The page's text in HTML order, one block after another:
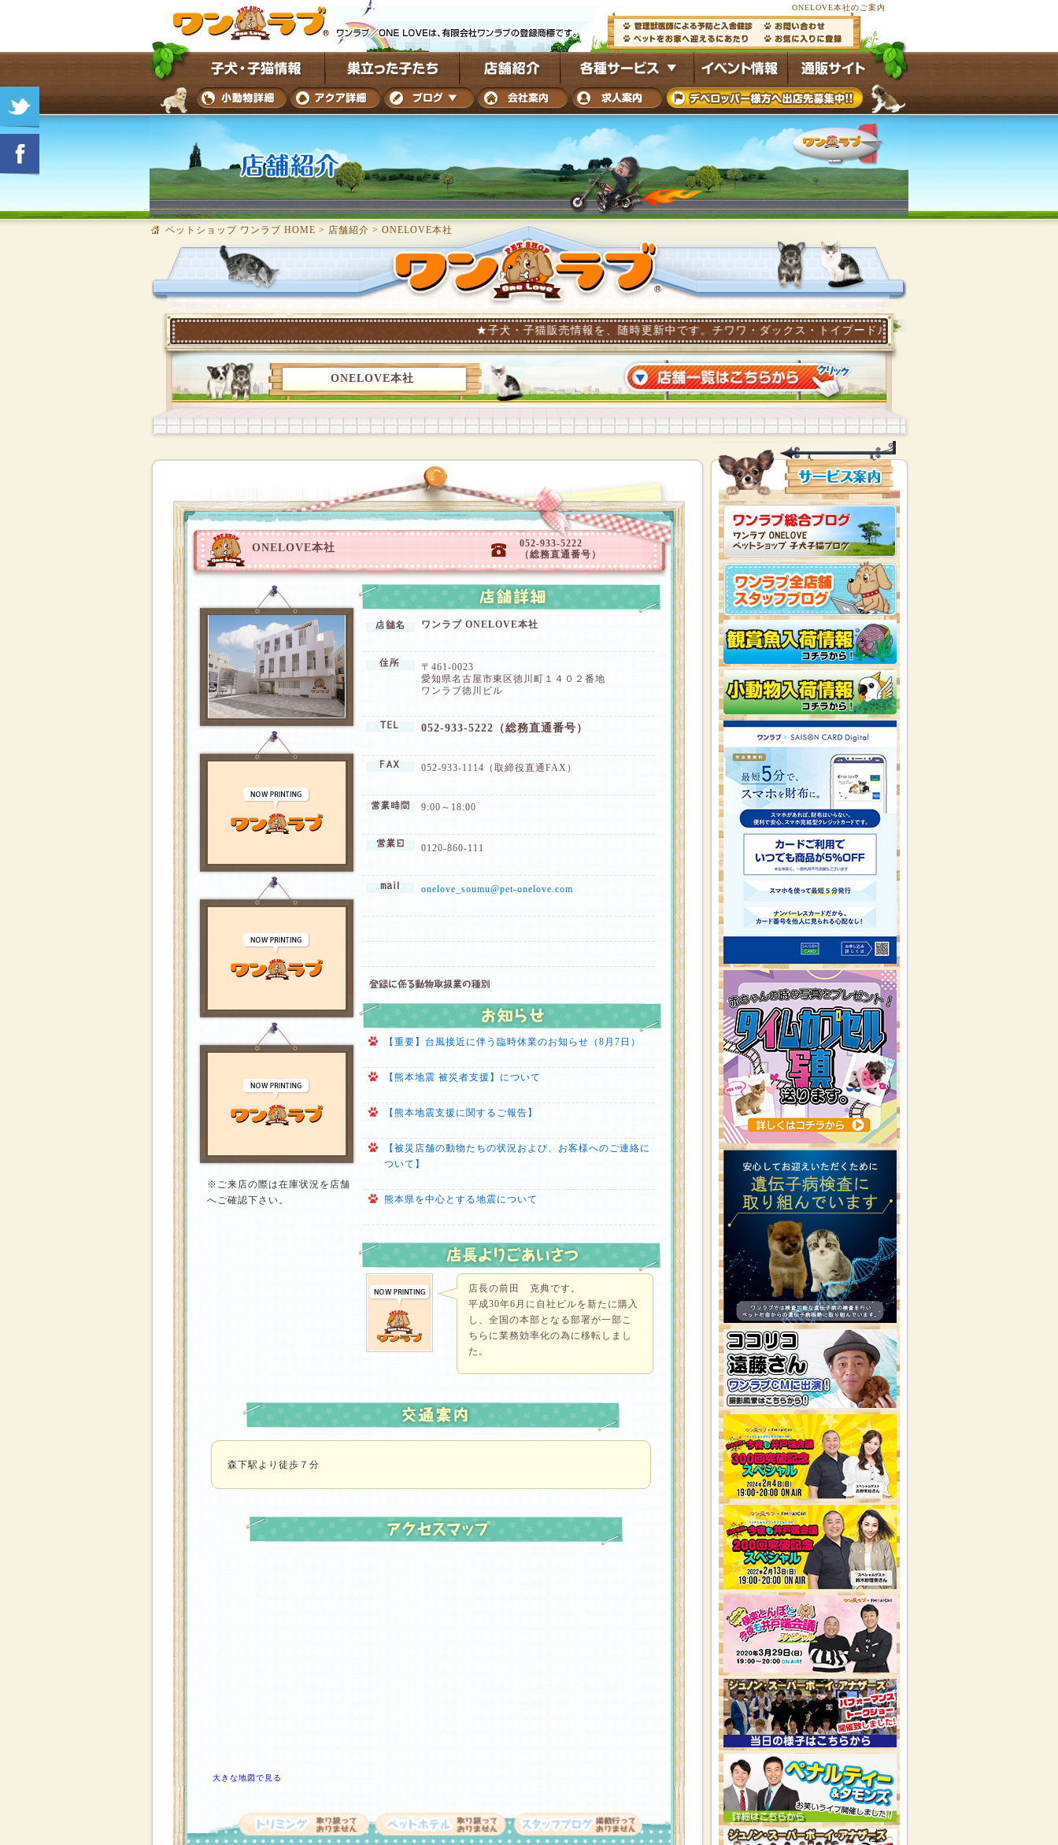
ONELOVE本社のご案内
ペットショップ ワンラブ HOME > 店舗紹介 > ONELOVE本社
★子犬・子猫販売情報を、随時更新中です。チワワ・ダックス・トイプードル・ポメラニアン他多数の子犬子猫が常時
ONELOVE本社
ONELOVE本社
052-933-5222
（総務直通番号）
※ご来店の際は在庫状況を店舗
へご確認下さい。
ワンラブ ONELOVE本社
〒461-0023
愛知県名古屋市東区徳川町１４０２番地
ワンラブ徳川ビル
052-933-5222（総務直通番号）
052-933-1114（取締役直通FAX）
9:00～18:00
0120-860-111
onelove_soumu@pet-onelove.com
【重要】台風接近に伴う臨時休業のお知らせ（8月7日）
【熊本地震 被災者支援】について
【熊本地震支援に関するご報告】
【被災店舗の動物たちの状況および、お客様へのご連絡に
ついて】
熊本県を中心とする地震について
店長の前田 克典です。
平成30年6月に自社ビルを新たに購入
し、全国の本部となる部署が一部こ
ちらに業務効率化の為に移転しまし
た。
森下駅より徒歩７分
大きな地図で見る